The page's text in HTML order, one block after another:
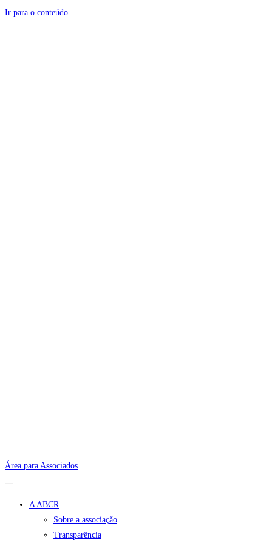
Ir para o conteúdo
Área para Associados
A ABCR
Sobre a associação
Transparência